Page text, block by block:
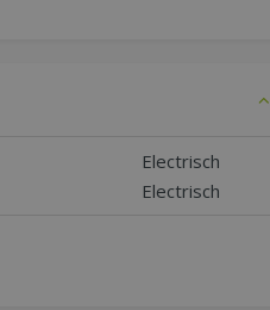
Electrisch
Electrisch